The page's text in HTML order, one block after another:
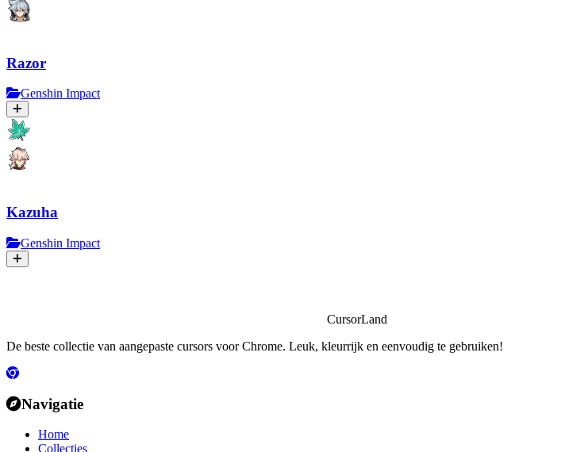
Razor
Genshin Impact
Kazuha
Genshin Impact
CursorLand
De beste collectie van aangepaste cursors voor Chrome. Leuk, kleurrijk en eenvoudig te gebruiken!
Navigatie
Home
Collecties